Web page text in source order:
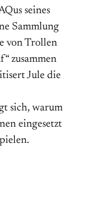
seines
Sammlung
von Trollen
zusammen
Jule die
sich, warum
eingesetzt